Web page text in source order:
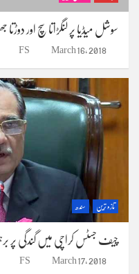
سوشل میڈیا پر لنگڑاتا سچ اور
March 16, 2018
FS
تازہ ترین سندھ
چیف جسٹس کراچی میں گندگی پر
March 17, 2018
FS